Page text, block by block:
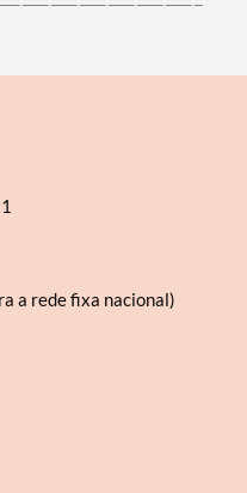
a rede fixa nacional)